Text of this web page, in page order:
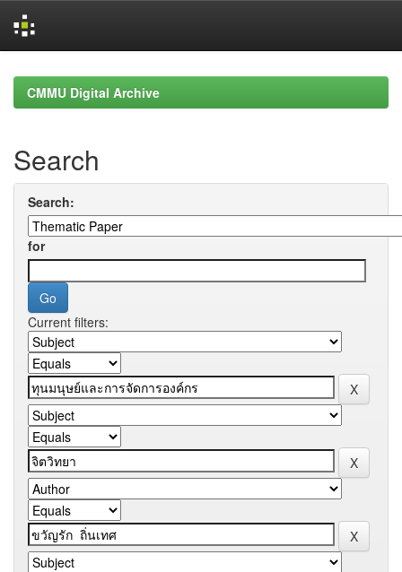
navigationCMMU Digital Archive
Search
Search:
for
Current filters: